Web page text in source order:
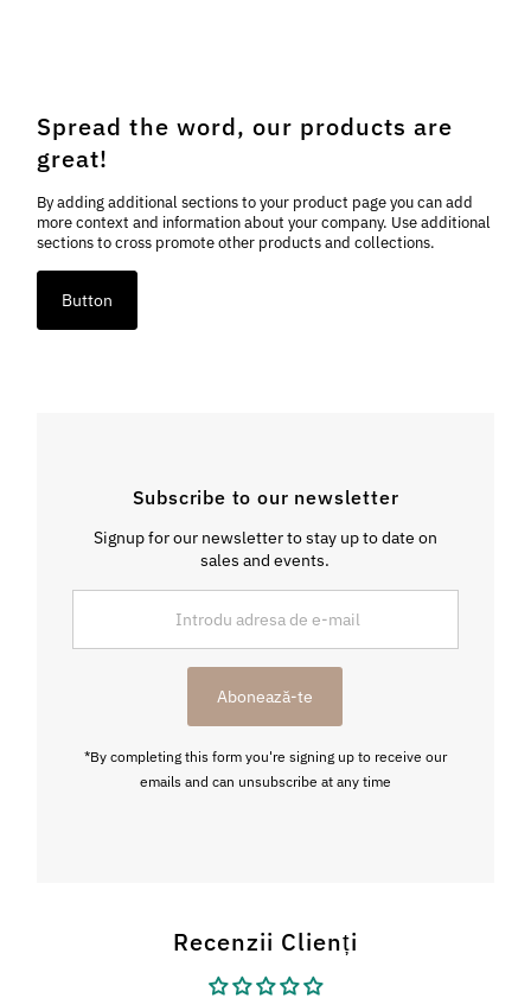
Spread the word, our products are
great!
By adding additional sections to your product page you can add
more context and information about your company. Use additional
sections to cross promote other products and collections.
Button
Subscribe to our newsletter
Signup for our newsletter to stay up to date on
sales and events.
de
Abonează-te
*By completing this form you're signing up to receive our
emails and can unsubscribe at any time
Recenzii Clienți